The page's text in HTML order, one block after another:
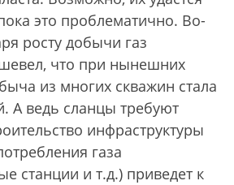
это проблематично. Во-
росту добычи газ
что при нынешних
из многих скважин стала
А ведь сланцы требуют
инфраструктуры
газа
станции и т.д.) приведет к